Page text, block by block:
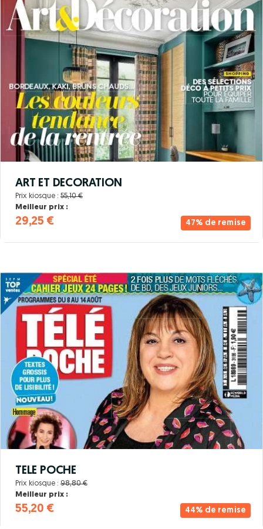
47% de remise
ART ET DECORATION
Prix kiosque : 55,10 €
Meilleur prix :
29,25 €
44% de remise
TELE POCHE
Prix kiosque : 98,80 €
Meilleur prix :
55,20 €